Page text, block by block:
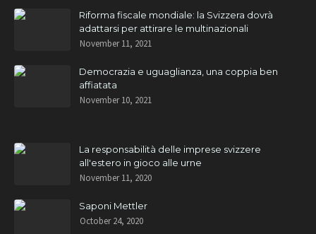
Riforma fiscale mondiale: la Svizzera dovrà
adattarsi per attirare le multinazionali
November 11, 2021
Democrazia e uguaglianza, una coppia ben
affiatata
November 10, 2021
La responsabilità delle imprese svizzere
all'estero in gioco alle urne
November 11, 2020
Saponi Mettler
October 24, 2020